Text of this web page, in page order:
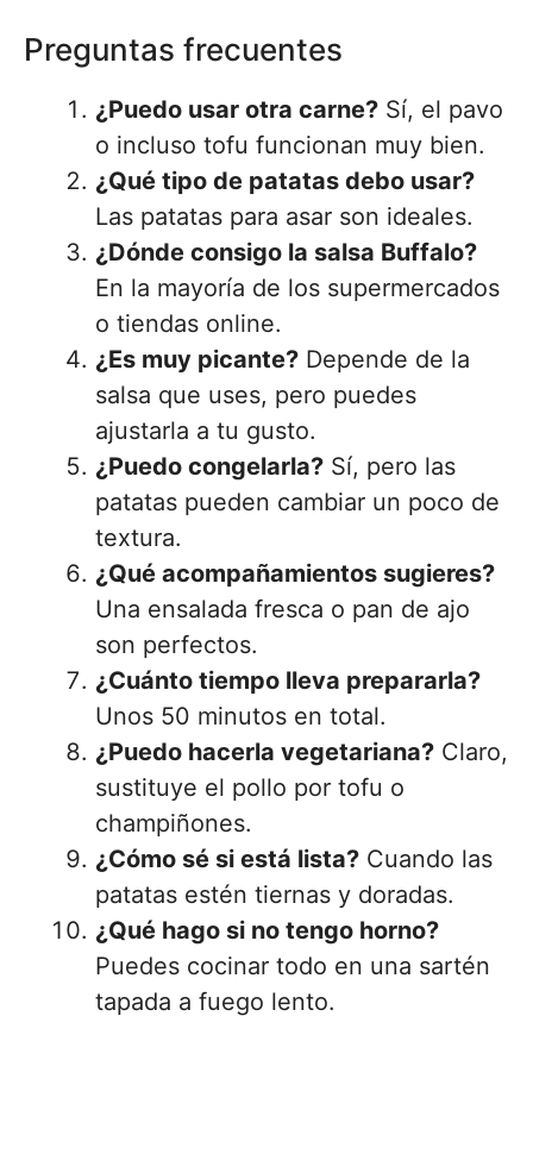
Preguntas frecuentes
¿Puedo usar otra carne? Sí, el pavo
o incluso tofu funcionan muy bien.
¿Qué tipo de patatas debo usar?
Las patatas para asar son ideales.
¿Dónde consigo la salsa Buffalo?
En la mayoría de los supermercados
o tiendas online.
¿Es muy picante? Depende de la
salsa que uses, pero puedes
ajustarla a tu gusto.
¿Puedo congelarla? Sí, pero las
patatas pueden cambiar un poco de
textura.
¿Qué acompañamientos sugieres?
Una ensalada fresca o pan de ajo
son perfectos.
¿Cuánto tiempo lleva prepararla?
Unos 50 minutos en total.
¿Puedo hacerla vegetariana? Claro,
sustituye el pollo por tofu o
champiñones.
¿Cómo sé si está lista? Cuando las
patatas estén tiernas y doradas.
¿Qué hago si no tengo horno?
Puedes cocinar todo en una sartén
tapada a fuego lento.